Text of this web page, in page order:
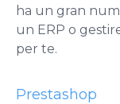
ha un gran
un ERP o
per te.
Prestashop